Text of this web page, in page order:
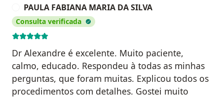
PAULA FABIANA MARIA DA SILVA
Consulta verificada
Dr Alexandre é excelente. Muito paciente,
calmo, educado. Respondeu à todas as minhas
perguntas, que foram muitas. Explicou todos os
procedimentos com detalhes. Gostei muito